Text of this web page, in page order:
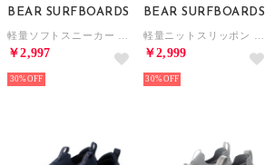
BEAR SURFBOARDS
￥2,997
30%
BEAR SURFBOARDS
￥2,999
30%